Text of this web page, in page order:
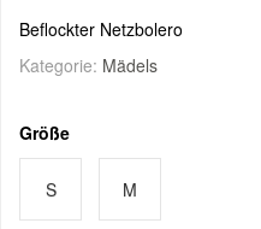
Beflockter Netzbolero
Kategorie: Mädels
Größe
S M